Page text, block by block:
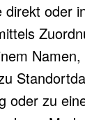
direkt oder
oder zu